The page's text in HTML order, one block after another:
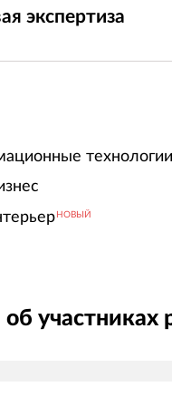
экспертиза
НОВЫЙ
участниках